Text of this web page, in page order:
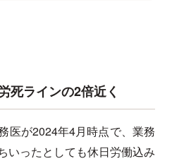
死ラインの2倍近く
医が2024年4月時点で、業務
いったとしても休日労働込み